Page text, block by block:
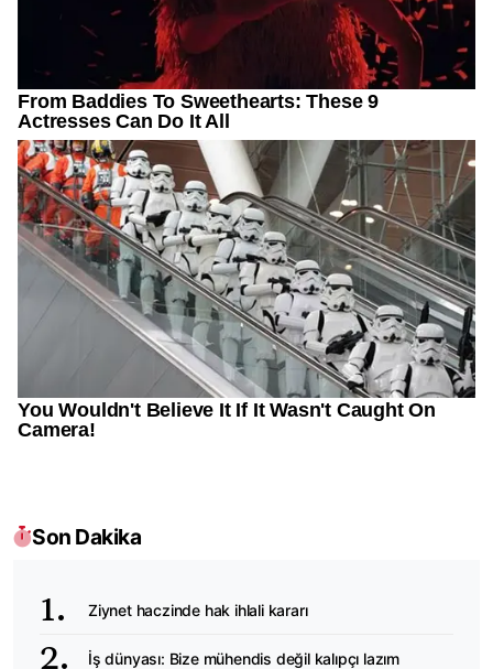
Son Dakika
Ziynet haczinde hak ihlali kararı
İş dünyası: Bize mühendis değil kalıpçı lazım